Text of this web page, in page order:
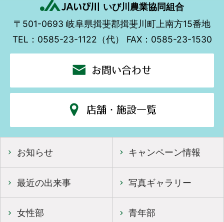
いび川農業協同組合
〒501-0693 岐阜県揖斐郡揖斐川町上南方15番地
TEL：0585-23-1122（代） FAX：0585-23-1530
お問い合わせ
店舗・施設一覧
お知らせ キャンペーン情報
最近の出来事 写真ギャラリー
女性部 青年部